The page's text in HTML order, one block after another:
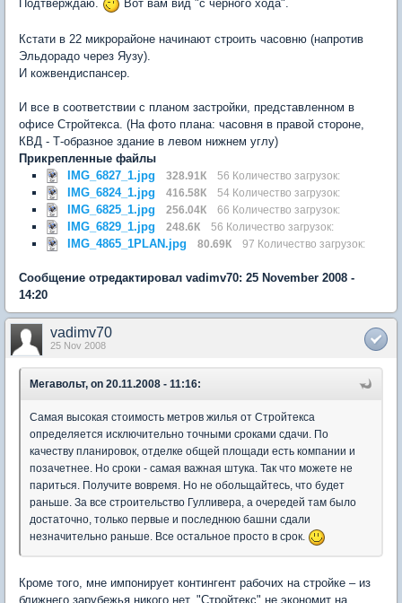
Подтверждаю. Вот вам вид "с черного хода".
Кстати в 22 микрорайоне начинают строить часовню (напротив
Эльдорадо через Яузу).
И кожвендиспансер.
И все в соответствии с планом застройки, представленном в
офисе Стройтекса. (На фото плана: часовня в правой стороне,
КВД - Т-образное здание в левом нижнем углу)
Прикрепленные файлы
IMG_6827_1.jpg
328.91К 56 Количество загрузок:
IMG_6824_1.jpg 416.58К 54 Количество загрузок:
IMG_6825_1.jpg 256.04К 66 Количество загрузок:
IMG_6829_1.jpg 248.6К 56 Количество загрузок:
IMG_4865_1PLAN.jpg 80.69К 97 Количество загрузок:
Сообщение отредактировал vadimv70: 25 November 2008 -
14:20
vadimv70
25 Nov 2008
Мегавольт, on 20.11.2008 - 11:16:
Самая высокая стоимость метров жилья от Стройтекса
определяется исключительно точными сроками сдачи. По
качеству планировок, отделке общей площади есть компании и
позачетнее. Но сроки - самая важная штука. Так что можете не
париться. Получите вовремя. Но не обольщайтесь, что будет
раньше. За все строительство Гулливера, а очередей там было
достаточно, только первые и последнюю башни сдали
незначительно раньше. Все остальное просто в срок.
Кроме того, мне импонирует контингент рабочих на стройке – из
ближнего зарубежья никого нет. "Стройтекс" не экономит на